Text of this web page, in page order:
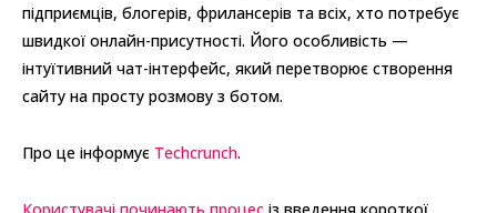
підприємців, блогерів, фрилансерів та всіх, хто потребує
швидкої онлайн-присутності. Його особливість —
інтуїтивний чат-інтерфейс, який перетворює створення
сайту на просту розмову з ботом.
Про це інформує Techcrunch.